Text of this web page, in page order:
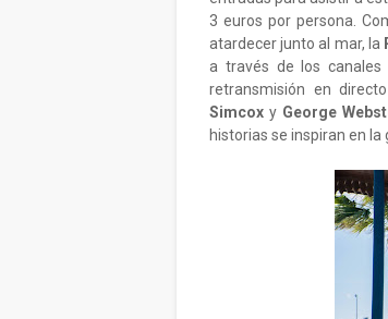
3 euros por persona.
atardecer junto al mar, la
a través de los canales
retransmisión en
Simcox y George
historias se inspiran en la